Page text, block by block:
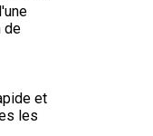
de
et
les